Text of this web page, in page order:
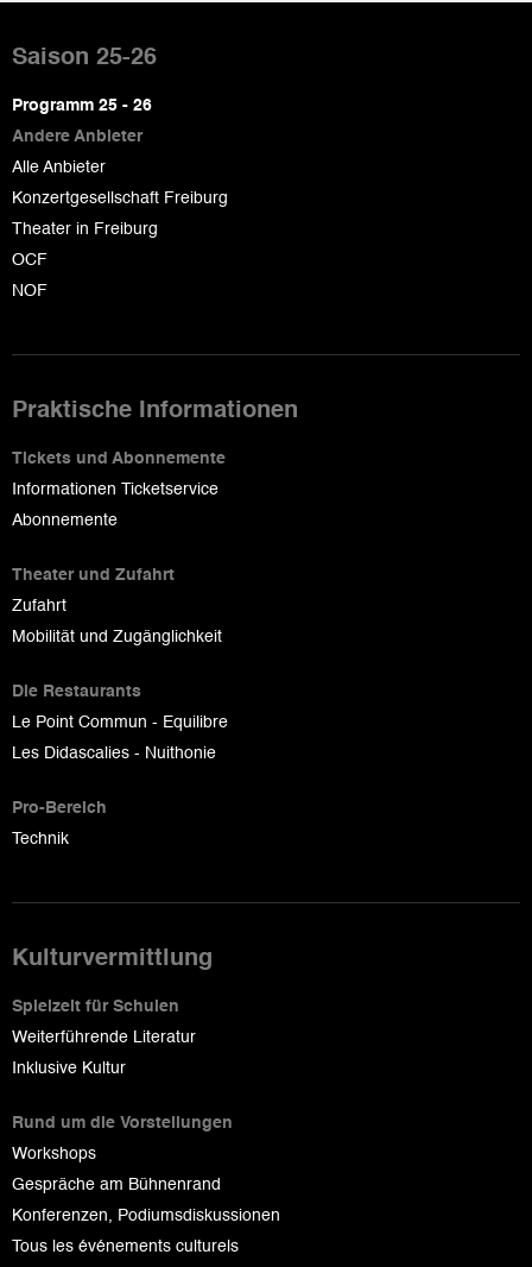
de
page
Saison 25-26
Programm 25 - 26
Andere Anbieter
Alle Anbieter
Konzertgesellschaft Freiburg
Theater in Freiburg
OCF
NOF
Praktische Informationen
Tickets und Abonnemente
Informationen Ticketservice
Abonnemente
Theater und Zufahrt
Zufahrt
Mobilität und Zugänglichkeit
Die Restaurants
Le Point Commun - Equilibre
Les Didascalies - Nuithonie
Pro-Bereich
Technik
Kulturvermittlung
Spielzeit für Schulen
Weiterführende Literatur
Inklusive Kultur
Rund um die Vorstellungen
Workshops
Gespräche am Bühnenrand
Konferenzen, Podiumsdiskussionen
Tous les événements culturels